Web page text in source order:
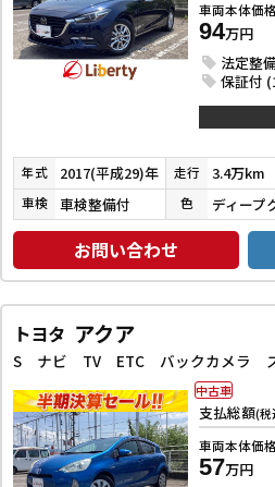
車両本体価
94万円
法定整
保証付
年式 2017(平成29)年 走行 3.4万km
車検 車検整備付 色
お問い合わせ
トヨタ アクア
支払総額(税
車両本体価
57万円
中古車